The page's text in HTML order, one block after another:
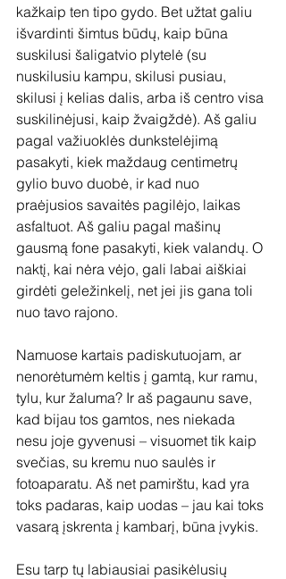
kažkaip ten tipo gydo. Bet užtat galiu
išvardinti šimtus būdų, kaip būna
suskilusi šaligatvio plytelė (su
nuskilusiu kampu, skilusi pusiau,
skilusi į kelias dalis, arba iš centro visa
suskilinėjusi, kaip žvaigždė). Aš galiu
pagal važiuoklės dunkstelėjimą
pasakyti, kiek maždaug centimetrų
gylio buvo duobė, ir kad nuo
praėjusios savaitės pagilėjo, laikas
asfaltuot. Aš galiu pagal mašinų
gausmą fone pasakyti, kiek valandų. O
naktį, kai nėra vėjo, gali labai aiškiai
girdėti geležinkelį, net jei jis gana toli
nuo tavo rajono.
Namuose kartais padiskutuojam, ar
nenorėtumėm keltis į gamtą, kur ramu,
tylu, kur žaluma? Ir aš pagaunu save,
kad bijau tos gamtos, nes niekada
nesu joje gyvenusi – visuomet tik kaip
svečias, su kremu nuo saulės ir
fotoaparatu. Aš net pamirštu, kad yra
toks padaras, kaip uodas – jau kai toks
vasarą įskrenta į kambarį, būna įvykis.
Esu tarp tų labiausiai pasikėlusių